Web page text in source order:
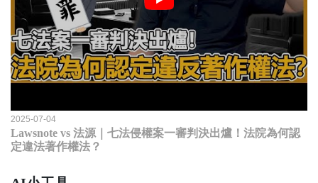
2025-07-04
Lawsnote vs 法源｜七法侵權案一審判決出爐！法院為何認
定違法著作權法？